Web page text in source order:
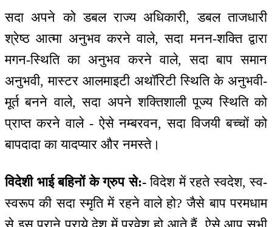
सदा अपने को डबल राज्य अधिकारी, डबल ताजधारी
श्रेष्ठ आत्मा अनुभव करने वाले, सदा मनन-शक्ति द्वारा
मगन-स्थिति का अनुभव करने वाले, सदा बाप समान
अनुभवी, मास्टर आलमाइटी अथॉरिटी स्थिति के अनुभवी-
मूर्त बनने वाले, सदा अपने शक्तिशाली पूज्य स्थिति को
प्राप्त करने वाले - ऐसे नम्बरवन, सदा विजयी बच्चों को
बापदादा का यादप्यार और नमस्ते।
विदेशी भाई बहिनों के ग्रुप से:-विदेश में रहते स्वदेश, स्व-
स्वरूप की सदा स्मृति में रहने वाले हो? जैसे बाप परमधाम